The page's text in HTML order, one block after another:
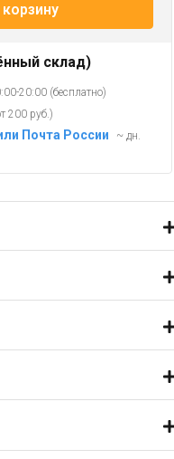
корзину
склад)
20:00 (бесплатно)
200 руб.)
Почта России
~ дн.